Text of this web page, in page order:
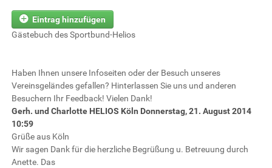
Eintrag hinzufügen
Gästebuch des Sportbund-Helios
Haben Ihnen unsere Infoseiten oder der Besuch unseres
Vereinsgeländes gefallen? Hinterlassen Sie uns und anderen
Besuchern Ihr Feedback! Vielen Dank!
Gerh. und Charlotte HELIOS Köln Donnerstag, 21. August 2014
10:59
Grüße aus Köln
Wir sagen Dank für die herzliche Begrüßung u. Betreuung durch
Anette. Das